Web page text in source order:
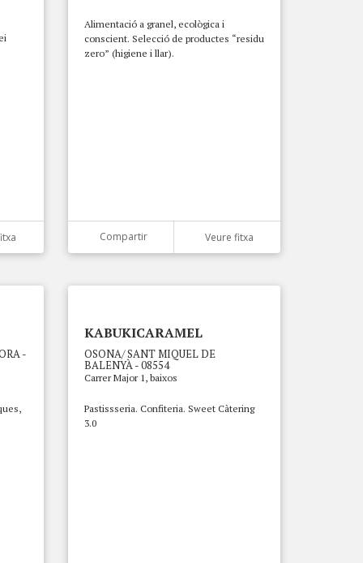
Alimentació a granel, ecològica i
conscient. Selecció de productes “residu
zero” (higiene i llar).
Compartir Veure fitxa
-
KABUKICARAMEL
OSONA/ SANT MIQUEL DE
BALENYÀ - 08554
Carrer Major 1, baixos
Pastissseria. Confiteria. Sweet Càtering
3.0